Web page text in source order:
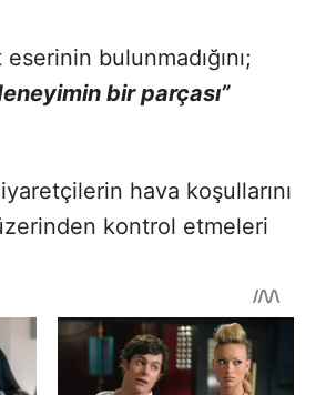
bulunmadığını;
bir parçası”
hava koşullarını
kontrol etmeleri